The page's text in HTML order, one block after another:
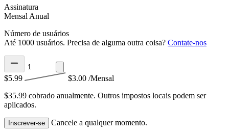
Assinatura
Mensal Anual
Número de usuários
Até 1000 usuários. Precisa de alguma outra coisa? Contate-nos
$5.99 $3.00 /Mensal
$35.99 cobrado anualmente. Outros impostos locais podem ser
aplicados.
Inscrever-se Cancele a qualquer momento.